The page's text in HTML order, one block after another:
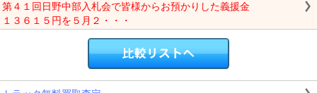
第４１回日野中部入札会で皆様からお預かりした義援金
１３６１５円を５月２・・・